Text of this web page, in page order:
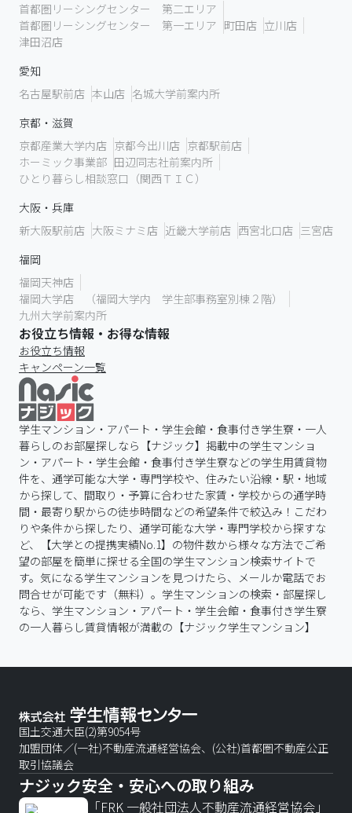
首都圏リーシングセンター 第二エリア
首都圏リーシングセンター 第一エリア 町田店 立川店
津田沼店
愛知
名古屋駅前店 本山店 名城大学前案内所
京都・滋賀
京都産業大学内店 京都今出川店 京都駅前店
ホーミック事業部 田辺同志社前案内所
ひとり暮らし相談窓口（関西ＴＩＣ）
大阪・兵庫
新大阪駅前店 大阪ミナミ店 近畿大学前店 西宮北口店 三宮店
福岡
福岡天神店
福岡大学店 （福岡大学内 学生部事務室別棟２階）
九州大学前案内所
お役立ち情報・お得な情報
お役立ち情報
キャンペーン一覧
学生マンション・アパート・学生会館・食事付き学生寮・一人
暮らしのお部屋探しなら【ナジック】掲載中の学生マンショ
ン・アパート・学生会館・食事付き学生寮などの学生用賃貸物
件を、通学可能な大学・専門学校や、住みたい沿線・駅・地域
から探して、間取り・予算に合わせた家賃・学校からの通学時
間・最寄り駅からの徒歩時間などの希望条件で絞込み！こだわ
りや条件から探したり、通学可能な大学・専門学校から探すな
ど、【大学との提携実績No.1】の物件数から様々な方法でご希
望の部屋を簡単に探せる全国の学生マンション検索サイトで
す。気になる学生マンションを見つけたら、メールか電話でお
問合せが可能です（無料）。学生マンションの検索・部屋探し
なら、学生マンション・アパート・学生会館・食事付き学生寮
の一人暮らし賃貸情報が満載の【ナジック学生マンション】
国土交通大臣(2)第9054号
加盟団体／(一社)不動産流通経営協会、(公社)首都圏不動産公正
取引協議会
ナジック安全・安心への取り組み
「FRK 一般社団法人不動産流通経営協会」